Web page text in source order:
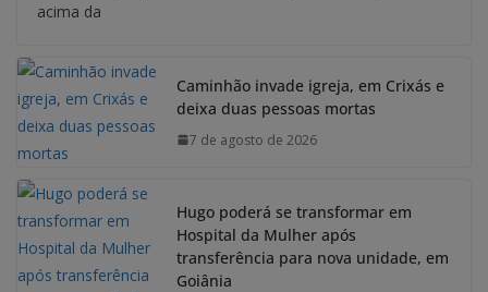
acima da
Caminhão invade igreja, em Crixás e
deixa duas pessoas mortas
7 de agosto de 2026
Hugo poderá se transformar em
Hospital da Mulher após
transferência para nova unidade, em
Goiânia